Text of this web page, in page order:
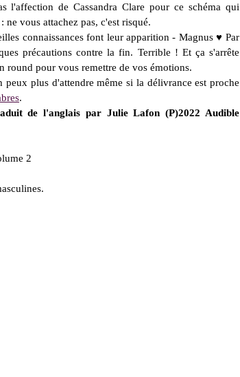
de Cassandra Clare pour ce schéma qui
vous attachez pas, c'est risqué.
connaissances font leur apparition - Magnus ♥ Par
précautions contre la fin. Terrible ! Et ça s'arrête
round pour vous remettre de vos émotions.
plus d'attendre même si la délivrance est proche
.
de l'anglais par Julie Lafon (P)2022 Audible
2